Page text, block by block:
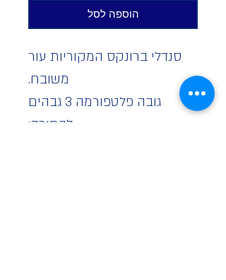
הוספה לסל
סנדלי ברונקס המקוריות עור
משובח.
גובה פלטפורמה 3 גבהים
לבחירה: